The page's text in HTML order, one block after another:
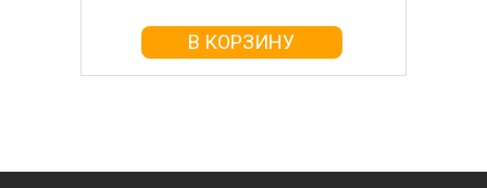
В КОРЗИНУ